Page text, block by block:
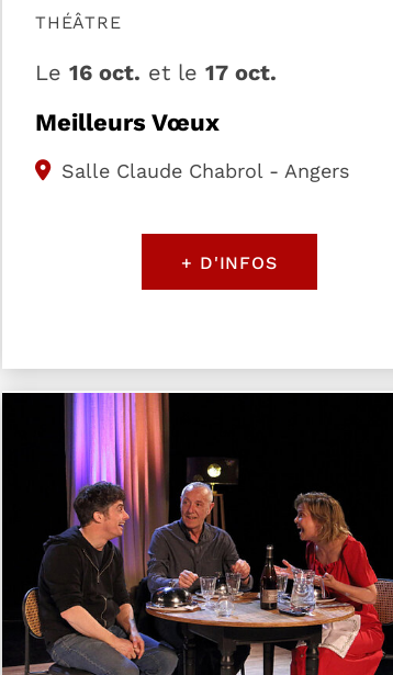
Meilleurs Vœux
THÉÂTRE
Le 16 oct. et le 17 oct.
Salle Claude Chabrol - Angers
+ D'INFOS
Plus d'information sur l'évènement